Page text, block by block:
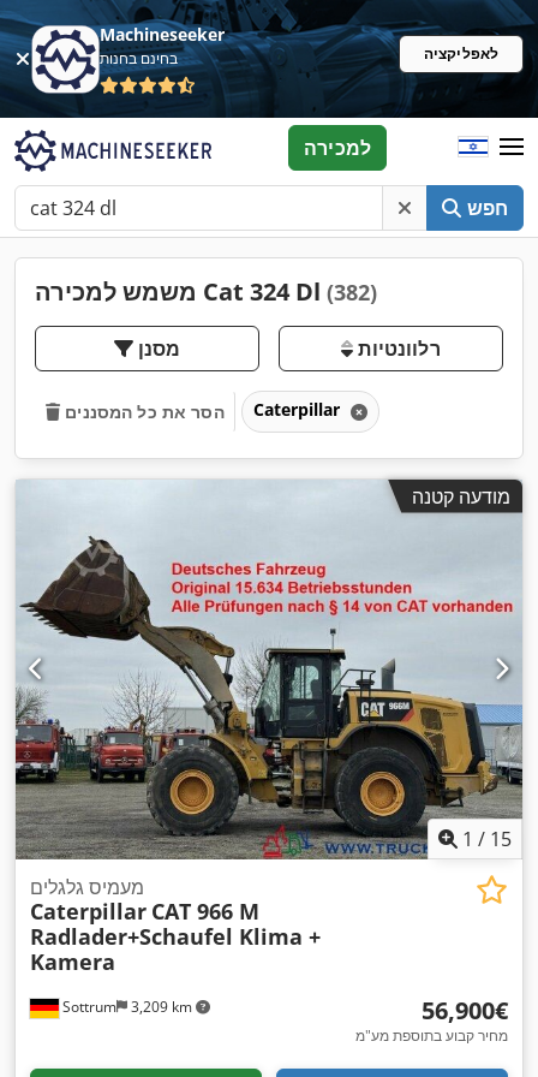
Machineseeker
בחינם בחנות לאפליקציה
חפש
למכירה
משמש למכירה Cat 324 Dl (382)
מסנן רלוונטיות
הסר את כל המסננים Caterpillar
מודעה קטנה
1 / 15
Sottrum 3,209 km
מעמיס גלגלים
Caterpillar CAT 966 M
Radlader+Schaufel Klima +
Kamera
‏56,900 ‏€
מחיר קבוע בתוספת מע"מ